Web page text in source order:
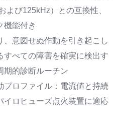
よび125kHz）との互換性、
機能付き
、意図せぬ作動を引き起こし
すべての障害を確実に検出す
期的診断ルーチン
プロファイル：電流値と持続
イロヒューズ点火装置に適応